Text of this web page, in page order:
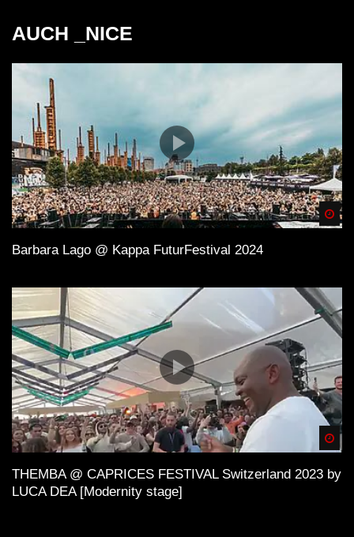
AUCH _NICE
Barbara Lago @ Kappa FuturFestival 2024
THEMBA @ CAPRICES FESTIVAL Switzerland 2023 by
LUCA DEA [Modernity stage]